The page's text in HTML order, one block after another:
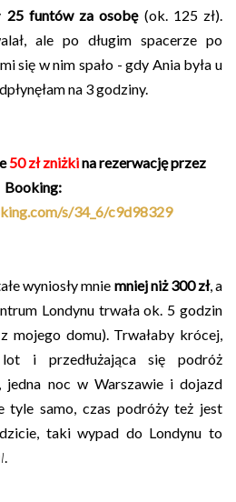
25 funtów za osobę(ok. 125 zł).
ale po długim spacerze po
się w nim spało - gdy Ania była u
na 3 godziny.
50 zł zniżkina rezerwację przez
Booking:
s/34_6/c9d98329
wyniosły mnie mniej niż 300 zł, a
Londynu trwała ok. 5 godzin
mojego domu). Trwałaby krócej,
i przedłużająca się podróż
jedna noc w Warszawie i dojazd
tyle samo, czas podróży też jest
taki wypad do Londynu to